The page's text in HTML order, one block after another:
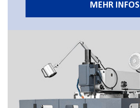
MEHR INFOS